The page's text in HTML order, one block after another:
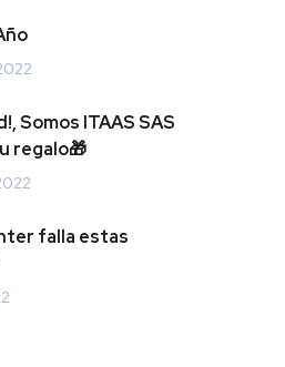
Somos ITAAS SAS
regalo🎁
falla estas